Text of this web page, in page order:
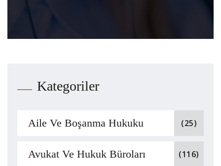
Kategoriler
Aile Ve Boşanma Hukuku (25)
Avukat Ve Hukuk Büroları (116)